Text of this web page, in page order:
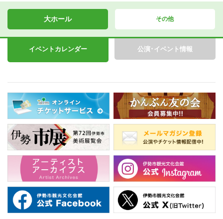
大ホール その他
イベントカレンダー 公演･イベント情報